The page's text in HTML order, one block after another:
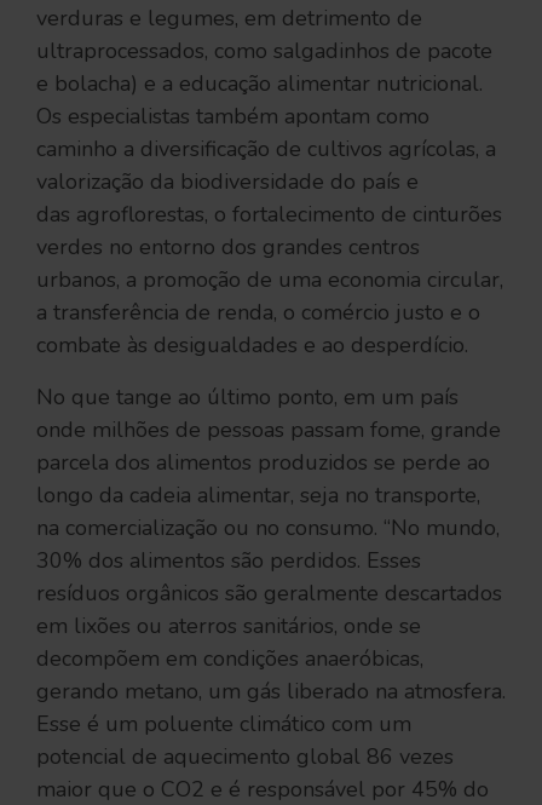
verduras e legumes, em detrimento de
ultraprocessados, como salgadinhos de pacote
e bolacha) e a educação alimentar nutricional.
Os especialistas também apontam como
caminho a diversificação de cultivos agrícolas, a
valorização da biodiversidade do país e
das agroflorestas, o fortalecimento de cinturões
verdes no entorno dos grandes centros
urbanos, a promoção de uma economia circular,
a transferência de renda, o comércio justo e o
combate às desigualdades e ao desperdício.
No que tange ao último ponto, em um país
onde milhões de pessoas passam fome, grande
parcela dos alimentos produzidos se perde ao
longo da cadeia alimentar, seja no transporte,
na comercialização ou no consumo. “No mundo,
30% dos alimentos são perdidos. Esses
resíduos orgânicos são geralmente descartados
em lixões ou aterros sanitários, onde se
decompõem em condições anaeróbicas,
gerando metano, um gás liberado na atmosfera.
Esse é um poluente climático com um
potencial de aquecimento global 86 vezes
maior que o CO2 e é responsável por 45% do